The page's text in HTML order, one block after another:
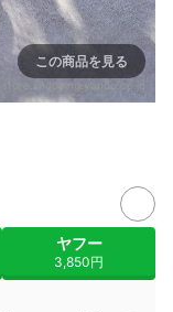
この商品を見る
store.shopping.yahoo.co.jp
ヤフー
3,850円